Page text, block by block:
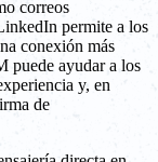
correos
permite a los
conexión más
puede ayudar a los
y, en
de